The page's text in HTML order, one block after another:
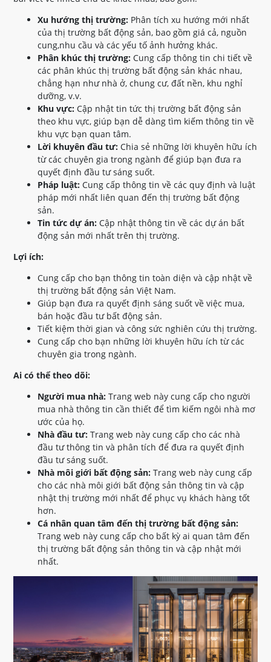
Xu hướng thị trường: Phân tích xu hướng mới nhất
của thị trường bất động sản, bao gồm giá cả, nguồn
cung,nhu cầu và các yếu tố ảnh hưởng khác.
Phân khúc thị trường: Cung cấp thông tin chi tiết về
các phân khúc thị trường bất động sản khác nhau,
chẳng hạn như nhà ở, chung cư, đất nền, khu nghỉ
dưỡng, v.v.
Khu vực: Cập nhật tin tức thị trường bất động sản
theo khu vực, giúp bạn dễ dàng tìm kiếm thông tin về
khu vực bạn quan tâm.
Lời khuyên đầu tư: Chia sẻ những lời khuyên hữu ích
từ các chuyên gia trong ngành để giúp bạn đưa ra
quyết định đầu tư sáng suốt.
Pháp luật: Cung cấp thông tin về các quy định và luật
pháp mới nhất liên quan đến thị trường bất động
sản.
Tin tức dự án: Cập nhật thông tin về các dự án bất
động sản mới nhất trên thị trường.
Lợi ích:
Cung cấp cho bạn thông tin toàn diện và cập nhật về
thị trường bất động sản Việt Nam.
Giúp bạn đưa ra quyết định sáng suốt về việc mua,
bán hoặc đầu tư bất động sản.
Tiết kiệm thời gian và công sức nghiên cứu thị trường.
Cung cấp cho bạn những lời khuyên hữu ích từ các
chuyên gia trong ngành.
Ai có thể theo dõi:
Người mua nhà: Trang web này cung cấp cho người
mua nhà thông tin cần thiết để tìm kiếm ngôi nhà mơ
ước của họ.
Nhà đầu tư: Trang web này cung cấp cho các nhà
đầu tư thông tin và phân tích để đưa ra quyết định
đầu tư sáng suốt.
Nhà môi giới bất động sản: Trang web này cung cấp
cho các nhà môi giới bất động sản thông tin và cập
nhật thị trường mới nhất để phục vụ khách hàng tốt
hơn.
Cá nhân quan tâm đến thị trường bất động sản:
Trang web này cung cấp cho bất kỳ ai quan tâm đến
thị trường bất động sản thông tin và cập nhật mới
nhất.